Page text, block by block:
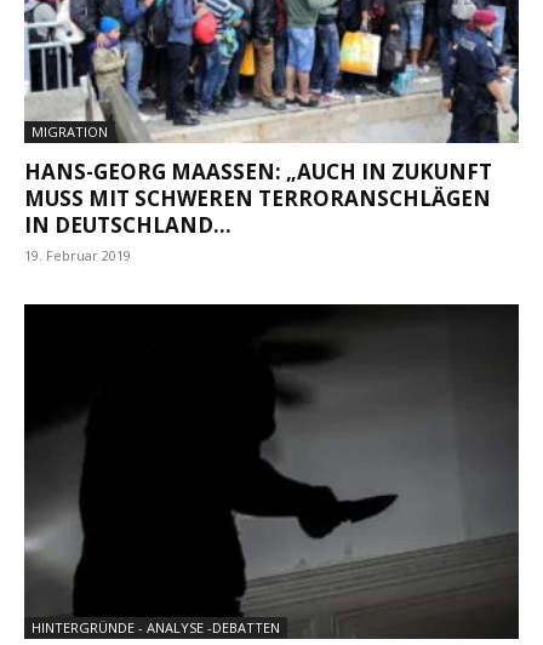
MIGRATION
HANS-GEORG MAASSEN: „AUCH IN ZUKUNFT M
USS MIT SCHWEREN TERRORANSCHLÄGEN I
N DEUTSCHLAND...
19. Februar 2019
HINTERGRÜNDE - ANALYSE -DEBATTEN